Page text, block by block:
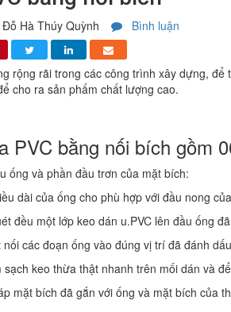
Đỗ Hà Thúy Quỳnh Bình luận
rộng rãi trong các công trình xây dựng, để
cho ra sản phấm chất lượng cao.
PVC bằng nối bích gồm
ống và phần đầu trơn của mặt bích:
dài của ống cho phù hợp với đầu nong
đều một lớp keo dán u.PVC lên đầu ống
các đoạn ống vào đúng vị trí đã đánh
sạch keo thừa thật nhanh trên mối dán và
mặt bích đã gắn với ống và mặt bích của